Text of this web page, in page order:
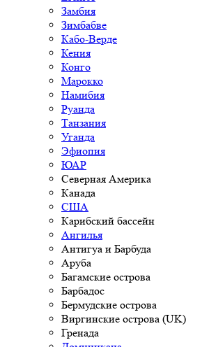
Замбия
Зимбабве
Кабо-Верде
Кения
Конго
Марокко
Намибия
Руанда
Танзания
Уганда
Эфиопия
ЮАР
Северная Америка
Канада
США
Карибский бассейн
Ангилья
Антигуа и Барбуда
Аруба
Багамские острова
Барбадос
Бермудские острова
Виргинские острова (UK)
Гренада